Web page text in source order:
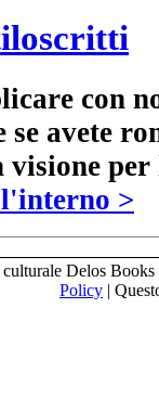
con
se avete
visione
>
Delos
Policy |